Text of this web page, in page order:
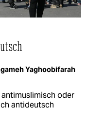
Yaghoobifarah
oder
antideutsch